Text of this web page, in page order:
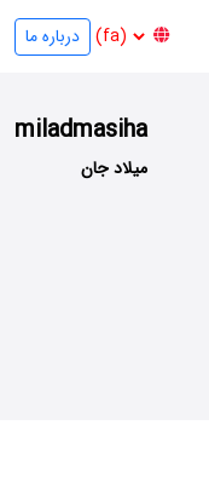
درباره ما
miladmasiha
میلاد جان